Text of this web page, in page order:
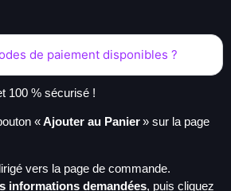
de paiement disponibles ?
100 % sécurisé !
«Ajouter au Panier» sur la page
vers la page de commande.
informations demandées, puis cliquez